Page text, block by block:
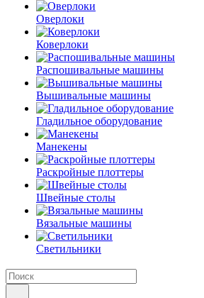
Оверлоки
Коверлоки
Распошивальные машины
Вышивальные машины
Гладильное оборудование
Манекены
Раскройные плоттеры
Швейные столы
Вязальные машины
Светильники